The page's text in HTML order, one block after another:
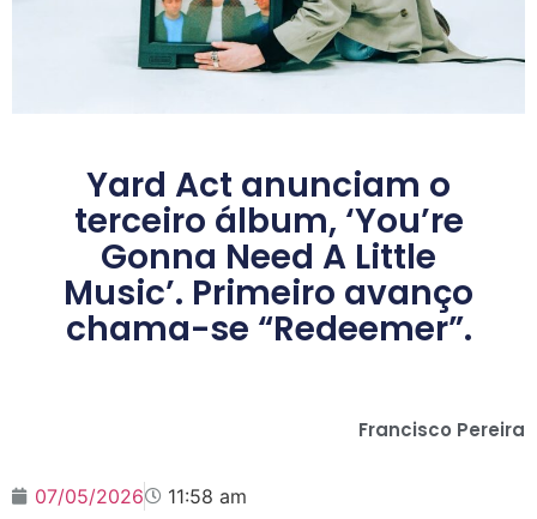
Yard Act anunciam o
terceiro álbum, ‘You’re
Gonna Need A Little
Music’. Primeiro avanço
chama-se “Redeemer”.
Francisco Pereira
07/05/2026 11:58 am